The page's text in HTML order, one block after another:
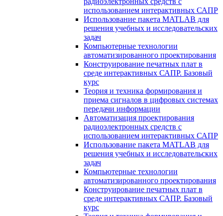
использованием интерактивных САПР
Использование пакета MATLAB для
решения учебных и исследовательских
задач
Компьютерные технологии
автоматизированного проектирования
Конструирование печатных плат в
среде интерактивных САПР. Базовый
курс
Теория и техника формирования и
приема сигналов в цифровых системах
передачи информации
Автоматизация проектирования
радиоэлектронных средств с
использованием интерактивных САПР
Использование пакета MATLAB для
решения учебных и исследовательских
задач
Компьютерные технологии
автоматизированного проектирования
Конструирование печатных плат в
среде интерактивных САПР. Базовый
курс